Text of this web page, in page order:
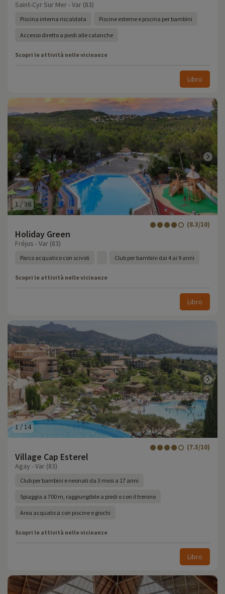
Saint-Cyr Sur Mer - Var (83)
Piscina interna riscaldata Piscine esterne e piscina per bambini
Accesso diretto a piedi alle calanche
Scopri le attività nelle vicinanze
Libro
1 /36
Holiday Green
(8.3/10)
Fréjus - Var (83)
Parco acquatico con scivoli Club per bambini dai 4 ai 9 anni
Scopri le attività nelle vicinanze
Libro
1 /14
Village Cap Esterel
(7.5/10)
Agay - Var (83)
Club per bambini e neonati da 3 mesi a 17 anni
Spiaggia a 700 m, raggiungibile a piedi o con il trenino
Area acquatica con piscine e giochi
Scopri le attività nelle vicinanze
Libro